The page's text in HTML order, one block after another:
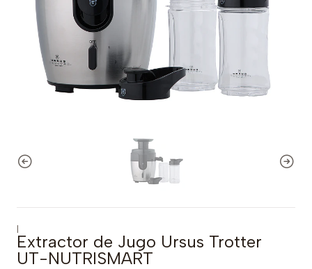
|
Extractor de Jugo Ursus Trotter
UT-NUTRISMART